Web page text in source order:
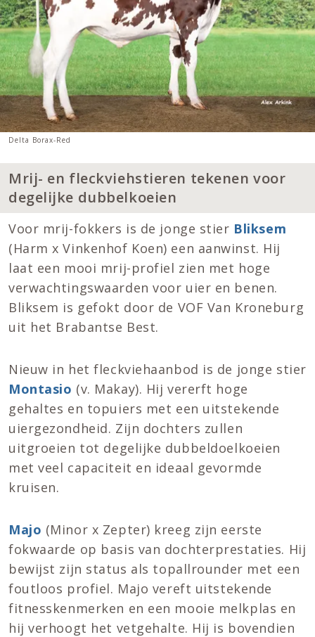
Delta Borax-Red
Mrij- en fleckviehstieren tekenen voor
degelijke dubbelkoeien
Voor mrij-fokkers is de jonge stier Bliksem
(Harm x Vinkenhof Koen) een aanwinst. Hij
laat een mooi mrij-profiel zien met hoge
verwachtingswaarden voor uier en benen.
Bliksem is gefokt door de VOF Van Kroneburg
uit het Brabantse Best.
Nieuw in het fleckviehaanbod is de jonge stier
Montasio (v. Makay). Hij vererft hoge
gehaltes en topuiers met een uitstekende
uiergezondheid. Zijn dochters zullen
uitgroeien tot degelijke dubbeldoelkoeien
met veel capaciteit en ideaal gevormde
kruisen.
Majo (Minor x Zepter) kreeg zijn eerste
fokwaarde op basis van dochterprestaties. Hij
bewijst zijn status als topallrounder met een
foutloos profiel. Majo vereft uitstekende
fitnesskenmerken en een mooie melkplas en
hij verhoogt het vetgehalte. Hij is bovendien